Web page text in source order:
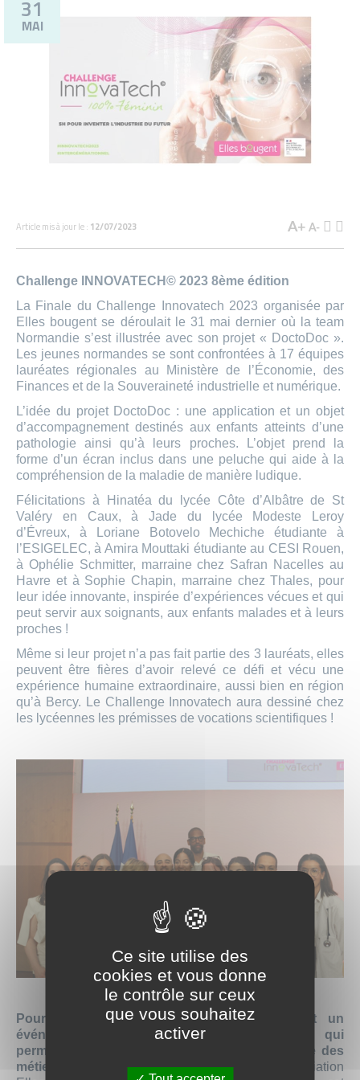
31
MAI
Article mis à jour le : 12/07/2023 A+ A-
Challenge INNOVATECH© 2023 8ème édition
La Finale du Challenge Innovatech 2023 organisée par
Elles bougent se déroulait le 31 mai dernier où la team
Normandie s’est illustrée avec son projet « DoctoDoc ».
Les jeunes normandes se sont confrontées à 17 équipes
lauréates régionales au Ministère de l’Économie, des
Finances et de la Souveraineté industrielle et numérique.
L’idée du projet DoctoDoc : une application et un objet
d’accompagnement destinés aux enfants atteints d’une
pathologie ainsi qu’à leurs proches. L’objet prend la
forme d’un écran inclus dans une peluche qui aide à la
compréhension de la maladie de manière ludique.
Félicitations à Hinatéa du lycée Côte d’Albâtre de St
Valéry en Caux, à Jade du lycée Modeste Leroy
d’Évreux, à Loriane Botovelo Mechiche étudiante à
l’ESIGELEC, à Amira Mouttaki étudiante au CESI Rouen,
à Ophélie Schmitter, marraine chez Safran Nacelles au
Havre et à Sophie Chapin, marraine chez Thales, pour
leur idée innovante, inspirée d’expériences vécues et qui
peut servir aux soignants, aux enfants malades et à leurs
proches !
Même si leur projet n’a pas fait partie des 3 lauréats, elles
peuvent être fières d’avoir relevé ce défi et vécu une
expérience humaine extraordinaire, aussi bien en région
qu’à Bercy. Le Challenge Innovatech aura dessiné chez
les lycéennes les prémisses de vocations scientifiques !
Pour rappel, le Challenge InnovaTech® est un
événement intergénérationnel 100% féminin qui
permet aux jeunes filles de découvrir l’étendue des
métiers de l’industrie.Créé en 2016 par l’association
Ce site utilise des
cookies et vous donne
le contrôle sur ceux
que vous souhaitez
activer